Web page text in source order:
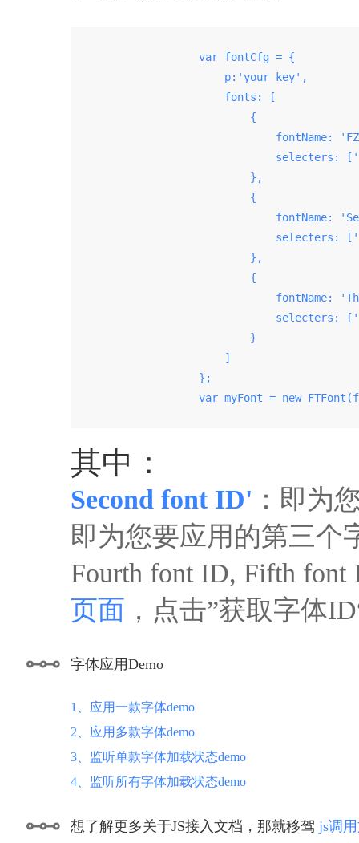
                    var fontCfg = {
                        p:'your key',
                        fonts: [
                            {
fontName:
selecters:
                            },
                            {
fontName:
selecters:
                            },
                            {
fontName:
selecters:
                            }
                        ]
                    };
var myFont = new
其中：
Second font ID' ：即为
即为您要应用的第三个
Fourth font ID, Fifth
页面 ，点击”获取字体
字体应用Demo
1、应用一款字体demo
2、应用多款字体demo
3、监听单款字体加载状态demo
4、监听所有字体加载状态demo
想了解更多关于JS接入文档，那就移驾 js调